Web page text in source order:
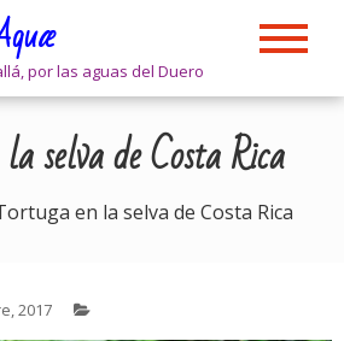
por las aguas del Duero
selva de Costa Rica
en la selva de Costa Rica
2017